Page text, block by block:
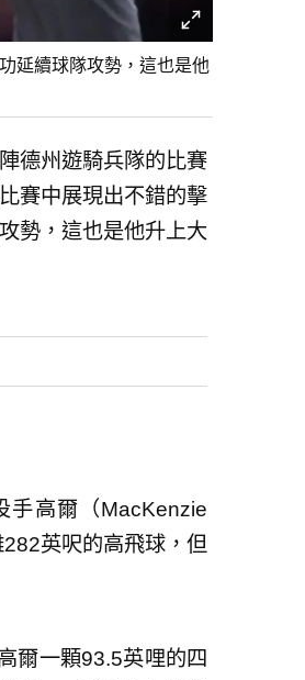
延續球隊攻勢，這也是他
德州遊騎兵隊的比賽
賽中展現出不錯的擊
勢，這也是他升上大
手高爾（MacKenzie
英呎的高飛球，但
爾一顆93.5英哩的四